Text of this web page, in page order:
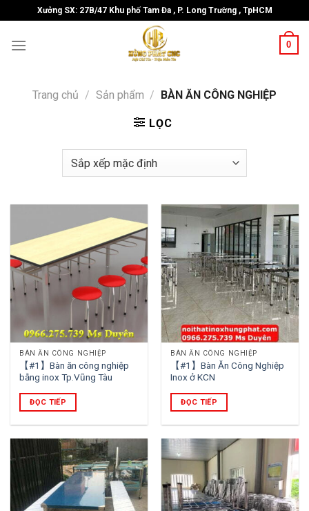
to
content
Xưởng SX: 27B/47 Khu phố Tam Đa , P. Long Trường , TpHCM
0
Trang chủ / Sản phẩm / BÀN ĂN CÔNG NGHIỆP
LỌC
BÀN ĂN CÔNG NGHIỆP
【#1】Bàn ăn công nghiệp
bằng inox Tp.Vũng Tàu
ĐỌC TIẾP
BÀN ĂN CÔNG NGHIỆP
【#1】Bàn Ăn Công Nghiệp
Inox ở KCN
ĐỌC TIẾP